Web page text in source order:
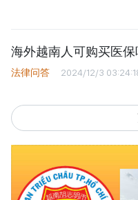
海外越南人可购买医保
法律问答 2024/12/3